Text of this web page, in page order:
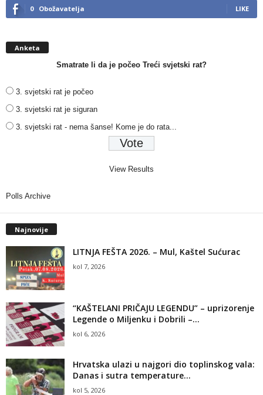
0 Obožavatelja LIKE
Anketa
Smatrate li da je počeo Treći svjetski rat?
3. svjetski rat je počeo
3. svjetski rat je siguran
3. svjetski rat - nema šanse! Kome je do rata...
View Results
Polls Archive
Najnovije
LITNJA FEŠTA 2026. – Mul, Kaštel Sućurac
kol 7, 2026
“KAŠTELANI PRIČAJU LEGENDU” – uprizorenje
Legende o Miljenku i Dobrili –...
kol 6, 2026
Hrvatska ulazi u najgori dio toplinskog vala:
Danas i sutra temperature...
kol 5, 2026